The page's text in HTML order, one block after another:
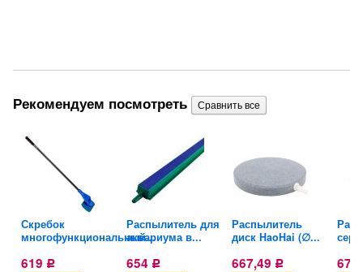
Рекомендуем посмотреть
Скребок
многофункциональный...
619 Р
Распылитель для
аквариума в...
654 Р
Распылитель
диск HaoHai (∅...
667,49 Р